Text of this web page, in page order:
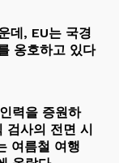
데, EU는 국경
옹호하고 있다
력을 증원하
검사의 전면 시
여름철 여행